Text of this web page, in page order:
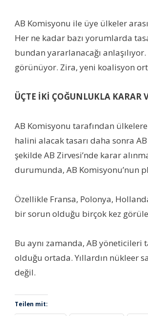
AB Komisyonu ile üye ülkeler
Her ne kadar bazı yorumlarda
bundan yararlanacağı
görünüyor. Zira, yeni koalisyon
ÜÇTE İKİ ÇOĞUNLUKLA KARAR
AB Komisyonu tarafından
halini alacak tasarı daha sonra
şekilde AB Zirvesi’nde karar
durumunda, AB Komisyonu’nun
Özellikle Fransa, Polonya,
bir sorun olduğu birçok kez
Bu aynı zamanda, AB yöneticileri
olduğu ortada. Yıllardın nükleer
değil.
Teilen mit: